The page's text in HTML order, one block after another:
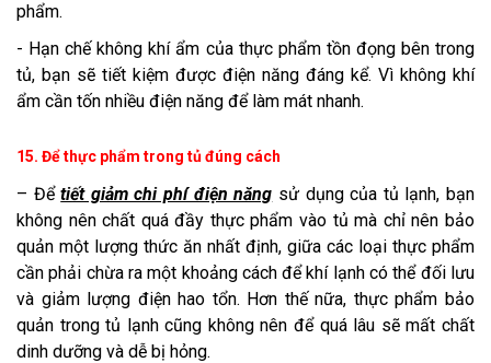
phẩm.
- Hạn chế không khí ẩm của thực phẩm tồn đọng bên trong
tủ, bạn sẽ tiết kiệm được điện năng đáng kể. Vì không khí
ẩm cần tốn nhiều điện năng để làm mát nhanh.
15. Để thực phẩm trong tủ đúng cách
– Đểtiết giảm chi phí điện năng sử dụng của tủ lạnh, bạn
không nên chất quá đầy thực phẩm vào tủ mà chỉ nên bảo
quản một lượng thức ăn nhất định, giữa các loại thực phẩm
cần phải chừa ra một khoảng cách để khí lạnh có thể đối lưu
và giảm lượng điện hao tổn. Hơn thế nữa, thực phẩm bảo
quản trong tủ lạnh cũng không nên để quá lâu sẽ mất chất
dinh dưỡng và dễ bị hỏng.